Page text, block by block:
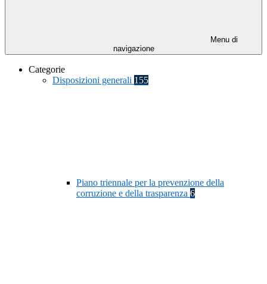
Menu di
navigazione
Categorie
Disposizioni generali 155
Piano triennale per la prevenzione della
corruzione e della trasparenza 6